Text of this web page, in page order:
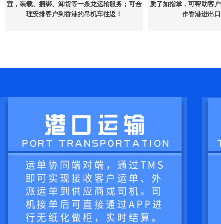
宜，装载、捆绑、卸货等一条龙运输服务；可合
理安排客户到香港的吊机车往返！
质了如指掌，可帮助客
作香港进出